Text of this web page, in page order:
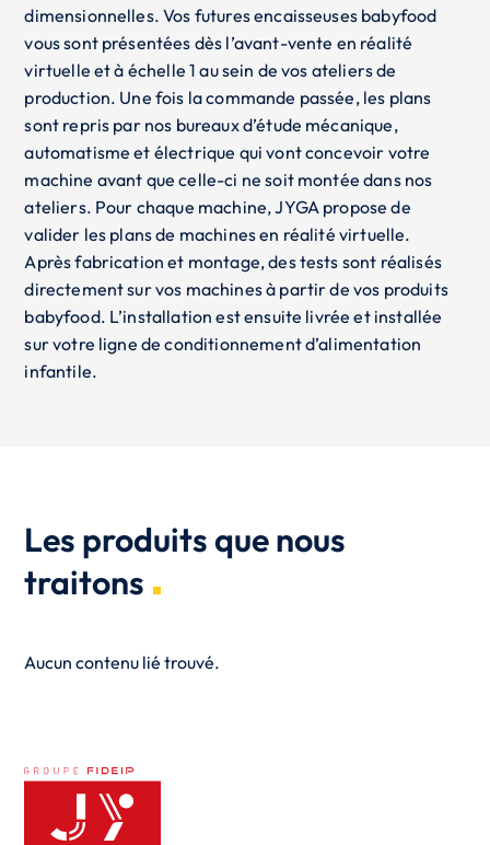
dimensionnelles. Vos futures encaisseuses babyfood
vous sont présentées dès l’avant-vente en réalité
virtuelle et à échelle 1 au sein de vos ateliers de
production. Une fois la commande passée, les plans
sont repris par nos bureaux d’étude mécanique,
automatisme et électrique qui vont concevoir votre
machine avant que celle-ci ne soit montée dans nos
ateliers. Pour chaque machine, JYGA propose de
valider les plans de machines en réalité virtuelle.
Après fabrication et montage, des tests sont réalisés
directement sur vos machines à partir de vos produits
babyfood. L’installation est ensuite livrée et installée
sur votre ligne de conditionnement d’alimentation
infantile.
Les produits que nous
traitons
Aucun contenu lié trouvé.